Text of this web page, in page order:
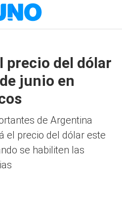
precio del dólar
junio en
de Argentina
el precio del dólar este
se habiliten las